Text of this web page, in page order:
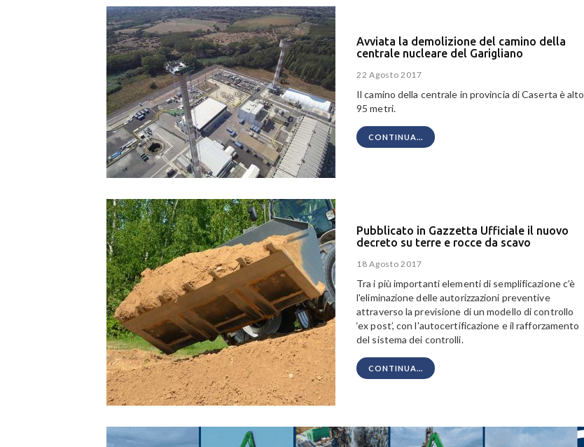
Avviata la demolizione del camino della
centrale nucleare del Garigliano
22 Agosto 2017
Il camino della centrale in provincia di Caserta è alto
95 metri.
CONTINUA...
Pubblicato in Gazzetta Ufficiale il nuovo
decreto su terre e rocce da scavo
18 Agosto 2017
Tra i più importanti elementi di semplificazione c’è
l'eliminazione delle autorizzazioni preventive
attraverso la previsione di un modello di controllo
‘ex post’, con l'autocertificazione e il rafforzamento
del sistema dei controlli.
CONTINUA...